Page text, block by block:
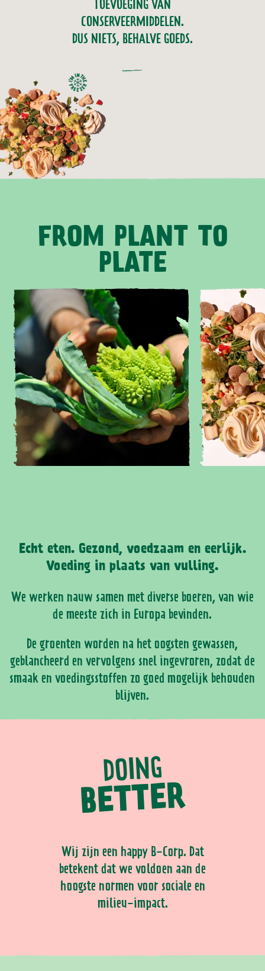
TOEVOEGING VAN
CONSERVEERMIDDELEN.
DUS NIETS, BEHALVE GOEDS.
FROM PLANT TO
PLATE
Echt eten. Gezond, voedzaam en eerlijk.
Voeding in plaats van vulling.
We werken nauw samen met diverse boeren, van wie
de meeste zich in Europa bevinden.
De groenten worden na het oogsten gewassen,
geblancheerd en vervolgens snel ingevroren, zodat de
smaak en voedingsstoffen zo goed mogelijk behouden
blijven.
DOING
BETTER
Wij zijn een happy B-Corp. Dat
betekent dat we voldoen aan de
hoogste normen voor sociale en
milieu-impact.